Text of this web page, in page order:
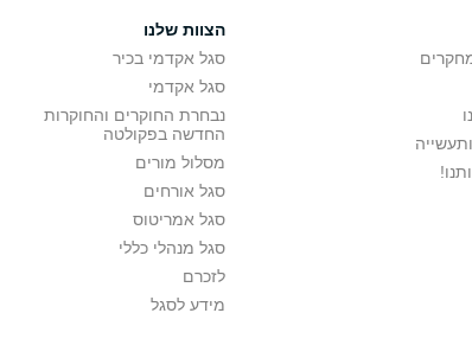
הצוות שלנו
סגל אקדמי בכיר
סגל אקדמי
נבחרת החוקרים והחוקרות
החדשה בפקולטה
מסלול מורים
סגל אורחים
סגל אמריטוס
סגל מנהלי כללי
לזכרם
מידע לסגל